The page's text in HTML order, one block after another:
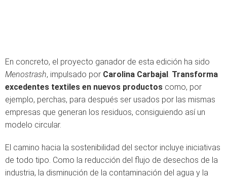
En concreto, el proyecto ganador de esta edición ha sido
Menostrash, impulsado por Carolina Carbajal. Transforma
excedentes textiles en nuevos productos como, por
ejemplo, perchas, para después ser usados por las mismas
empresas que generan los residuos, consiguiendo así un
modelo circular.
El camino hacia la sostenibilidad del sector incluye iniciativas
de todo tipo. Como la reducción del flujo de desechos de la
industria, la disminución de la contaminación del agua y la